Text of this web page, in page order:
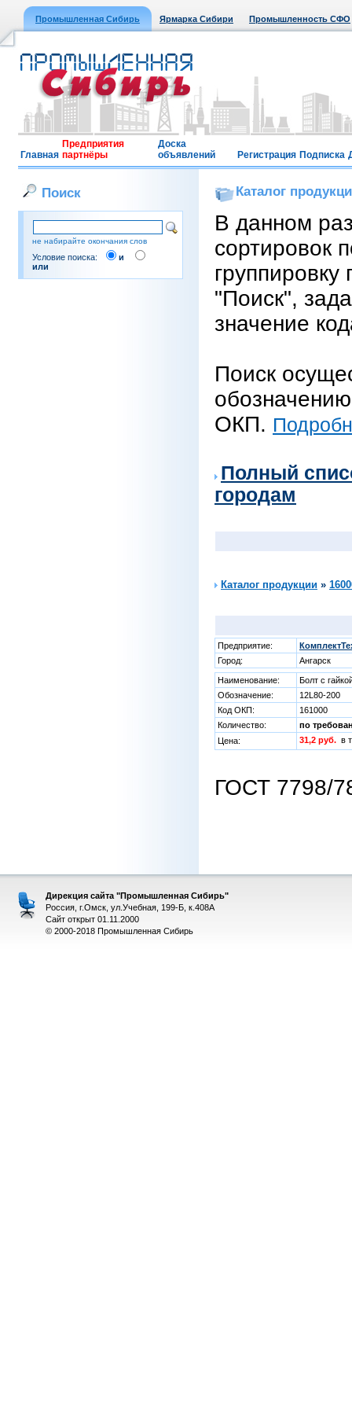
Промышленная Сибирь Ярмарка Сибири Промышленность СФО
Главная
Предприятия
партнёры
Доска
объявлений
Регистрация Подписка
Поиск
не набирайте окончания слов
Условие поиска:
и
или
Каталог
В данном
сортировок
"Поиск",
значение
Поиск
ОКП.
Полный
городам
Каталог продукции »
Предприятие:
Город:
Ангарск
Наименование:
Болт с
Обозначение:
12L80-200
Код ОКП:
161000
Количество:
по
Цена:
31,2 руб. в
ГОСТ 7798/
Дирекция сайта "Промышленная Сибирь"
Россия, г.Омск, ул.Учебная, 199-Б, к.408А
Сайт открыт 01.11.2000
© 2000-2018 Промышленная Сибирь